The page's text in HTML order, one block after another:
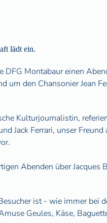
lädt ein.
Montabaur einen
um den Chansonier Jean
Kulturjournalistin,
Jack Ferrari, unser
Abenden über Jacques
ist - wie immer bei
Geules, Käse,